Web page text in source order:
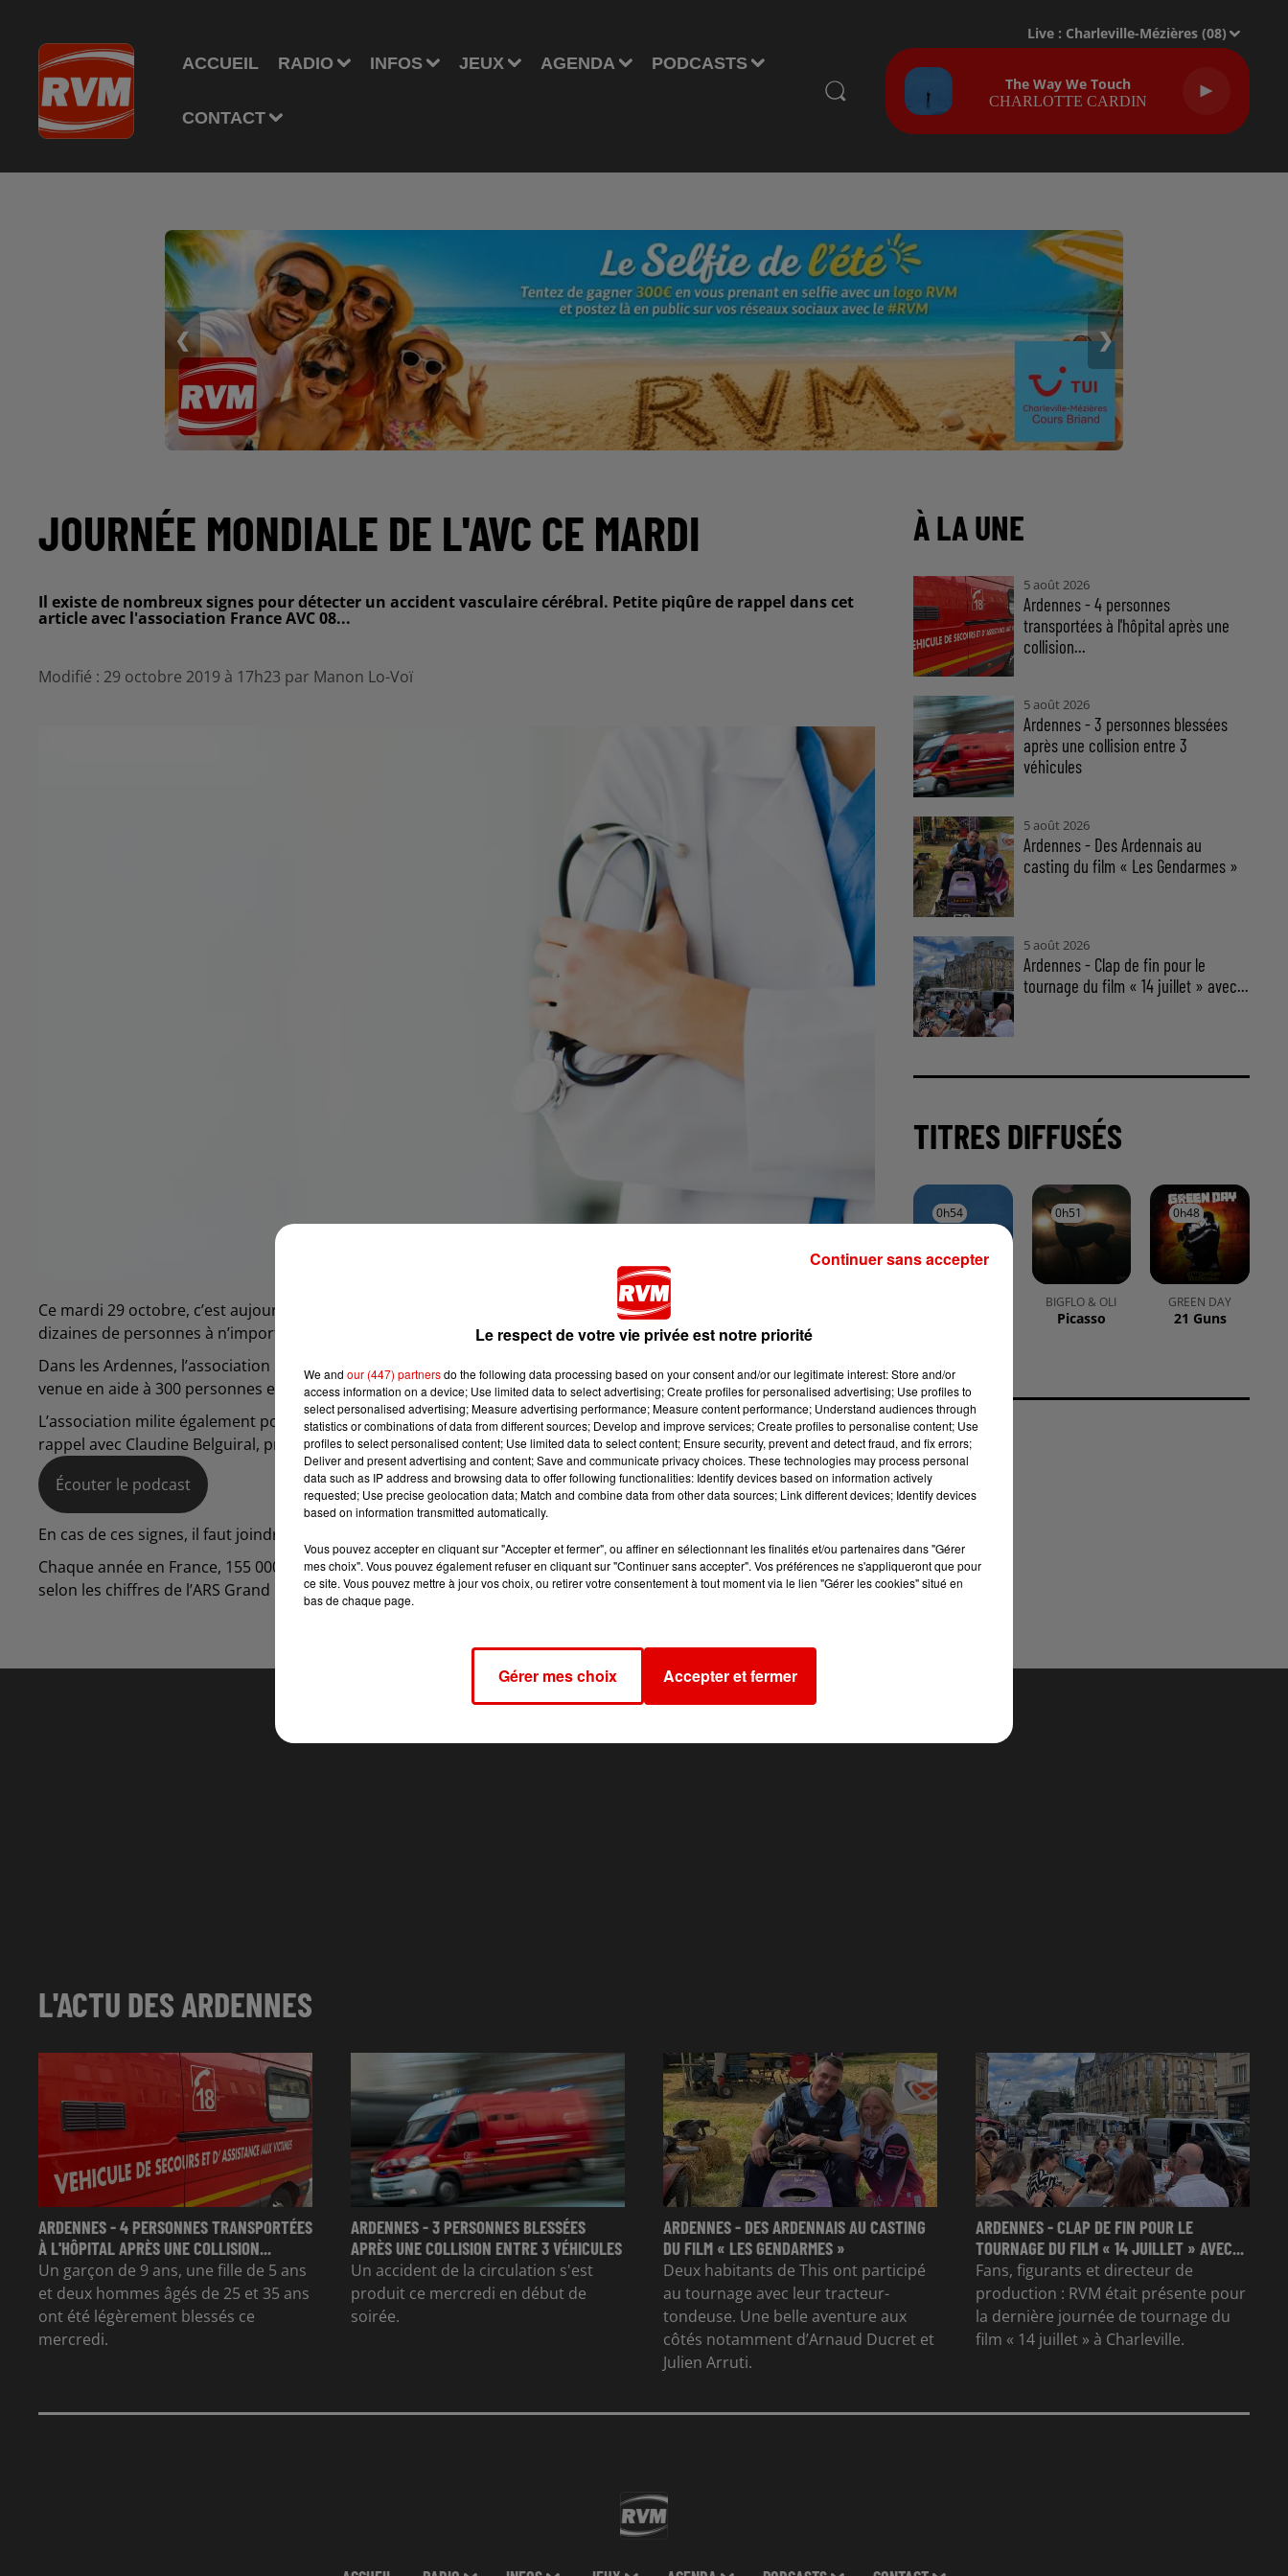
ACCUEIL RADIO INFOS JEUX AGENDA PODCASTS
CONTACT
Live : Charleville-Mézières (08)
The Way We Touch
CHARLOTTE CARDIN
❮ ❯
JOURNÉE MONDIALE DE L'AVC CE MARDI
Il existe de nombreux signes pour détecter un accident vasculaire cérébral. Petite piqûre de rappel dans cet
article avec l'association France AVC 08...
Modifié : 29 octobre 2019 à 17h23 par Manon Lo-Voï
Ce mardi 29 octobre, c’est aujourd’hui la journée mondiale de l’AVC. L’accident vasculaire cérébral touche des
dizaines de personnes à n’importe quel moment.
Dans les Ardennes, l’association France AVC 08 s’est créée il y a maintenant un peu plus de 2 ans et elle est déjà
venue en aide à 300 personnes et familles, pour les guider vers des soins ou de la rééducation.
L’association milite également pour faire connaître les symptômes très caractéristiques de l'AVC. Petit piqûre de
rappel avec Claudine Belguiral, présidente de France AVC 08, au micro de Cordula Mullerke :
Écouter le podcast
En cas de ces signes, il faut joindre le « 15 » et uniquement le « 15 ».
Chaque année en France, 155 000 personnes, dont environ 14 000 en région Grand-Est, sont victimes d’un AVC,
selon les chiffres de l’ARS Grand Est.
À LA UNE
5 août 2026
Ardennes - 4 personnes
transportées à l'hôpital après une
collision...
5 août 2026
Ardennes - 3 personnes blessées
après une collision entre 3
véhicules
5 août 2026
Ardennes - Des Ardennais au
casting du film « Les Gendarmes »
5 août 2026
Ardennes - Clap de fin pour le
tournage du film « 14 juillet » avec...
TITRES DIFFUSÉS
0h54
0h54 0h51
0h51
BIGFLO & OLI
Picasso
0h48
0h48
GREEN DAY
21 Guns
L'ACTU DES ARDENNES
ARDENNES - 4 PERSONNES TRANSPORTÉES
À L'HÔPITAL APRÈS UNE COLLISION...
Un garçon de 9 ans, une fille de 5 ans
et deux hommes âgés de 25 et 35 ans
ont été légèrement blessés ce
mercredi.
ARDENNES - 3 PERSONNES BLESSÉES
APRÈS UNE COLLISION ENTRE 3 VÉHICULES
Un accident de la circulation s'est
produit ce mercredi en début de
soirée.
ARDENNES - DES ARDENNAIS AU CASTING
DU FILM « LES GENDARMES »
Deux habitants de This ont participé
au tournage avec leur tracteur-
tondeuse. Une belle aventure aux
côtés notamment d’Arnaud Ducret et
Julien Arruti.
ARDENNES - CLAP DE FIN POUR LE
TOURNAGE DU FILM « 14 JUILLET » AVEC...
Fans, figurants et directeur de
production : RVM était présente pour
la dernière journée de tournage du
film « 14 juillet » à Charleville.
Le respect de votre vie privée est notre priorité
We and our (447) partnersdo the following data processing based on your consent and/or our legitimate interest: Store and/or
access information on a device; Use limited data to select advertising; Create profiles for personalised advertising; Use profiles to
select personalised advertising; Measure advertising performance; Measure content performance; Understand audiences through
statistics or combinations of data from different sources; Develop and improve services; Create profiles to personalise content; Use
profiles to select personalised content; Use limited data to select content; Ensure security, prevent and detect fraud, and fix errors;
Deliver and present advertising and content; Save and communicate privacy choices. These technologies may process personal
data such as IP address and browsing data to offer following functionalities: Identify devices based on information actively
requested; Use precise geolocation data; Match and combine data from other data sources; Link different devices; Identify devices
based on information transmitted automatically.
Vous pouvez accepter en cliquant sur "Accepter et fermer", ou affiner en sélectionnant les finalités et/ou partenaires dans "Gérer
mes choix". Vous pouvez également refuser en cliquant sur "Continuer sans accepter". Vos préférences ne s'appliqueront que pour
ce site. Vous pouvez mettre à jour vos choix, ou retirer votre consentement à tout moment via le lien "Gérer les cookies" situé en
bas de chaque page.
Gérer mes choix Accepter et fermer
Continuer sans accepter